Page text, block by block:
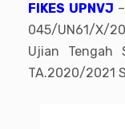
FIKES UPNVJ
045/UN61/X/
Ujian Tengah
TA.2020/2021